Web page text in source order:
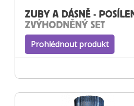
ZUBY A DÁSNĚ -
ZVÝHODNĚNÝ SET
Prohlédnout produkt